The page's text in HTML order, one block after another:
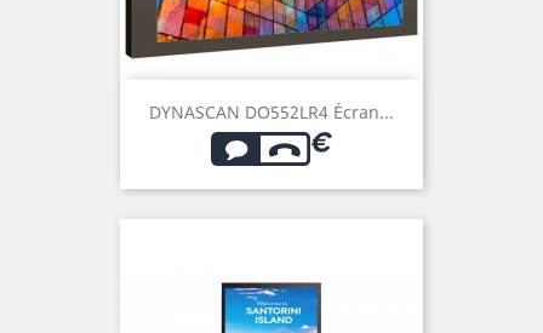
DYNASCAN DO552LR4 Écran...